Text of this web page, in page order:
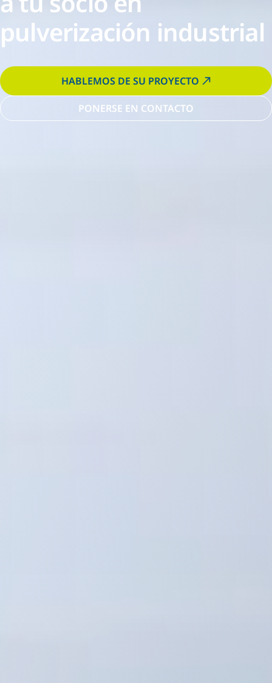
pulverización industrial
HABLEMOS DE SU PROYECTO
PONERSE EN CONTACTO